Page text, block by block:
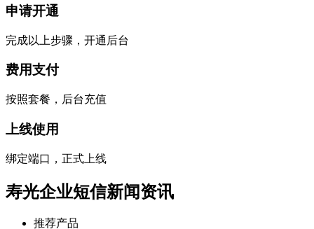
申请开通
完成以上步骤，开通后台
费用支付
按照套餐，后台充值
上线使用
绑定端口，正式上线
寿光企业短信新闻资讯
推荐产品